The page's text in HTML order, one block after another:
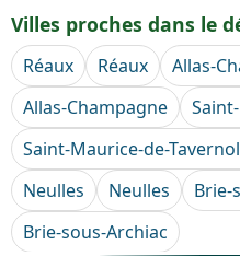
Villes proches dans le
Réaux Réaux
Allas-
Allas-Champagne
Saint-Maurice-de-
Neulles
Neulles
Brie-
Brie-sous-Archiac